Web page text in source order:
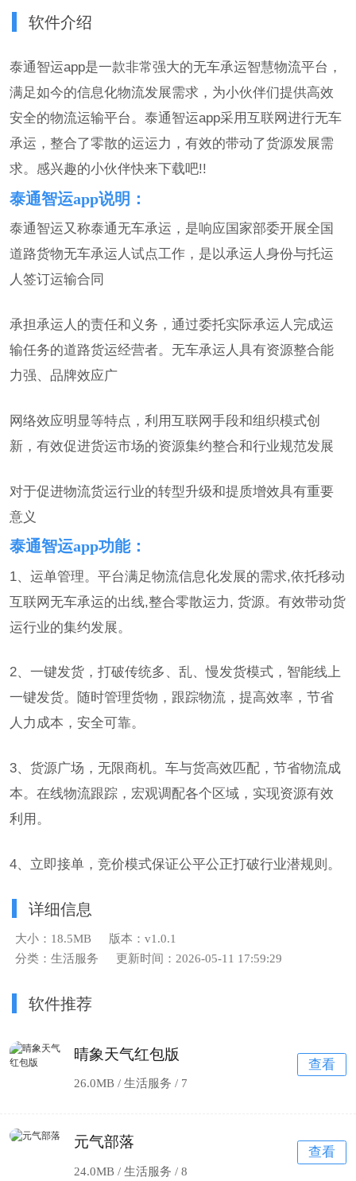
软件介绍
泰通智运app是一款非常强大的无车承运智慧物流平台，
满足如今的信息化物流发展需求，为小伙伴们提供高效
安全的物流运输平台。泰通智运app采用互联网进行无车
承运，整合了零散的运运力，有效的带动了货源发展需
求。感兴趣的小伙伴快来下载吧!!
泰通智运app说明：
泰通智运又称泰通无车承运，是响应国家部委开展全国
道路货物无车承运人试点工作，是以承运人身份与托运
人签订运输合同
承担承运人的责任和义务，通过委托实际承运人完成运
输任务的道路货运经营者。无车承运人具有资源整合能
力强、品牌效应广
网络效应明显等特点，利用互联网手段和组织模式创
新，有效促进货运市场的资源集约整合和行业规范发展
对于促进物流货运行业的转型升级和提质增效具有重要
意义
泰通智运app功能：
1、运单管理。平台满足物流信息化发展的需求,依托移动
互联网无车承运的出线,整合零散运力, 货源。有效带动货
运行业的集约发展。
2、一键发货，打破传统多、乱、慢发货模式，智能线上
一键发货。随时管理货物，跟踪物流，提高效率，节省
人力成本，安全可靠。
3、货源广场，无限商机。车与货高效匹配，节省物流成
本。在线物流跟踪，宏观调配各个区域，实现资源有效
利用。
4、立即接单，竞价模式保证公平公正打破行业潜规则。
详细信息
大小：18.5MB
版本：v1.0.1
分类：生活服务
更新时间：2026-05-11 17:59:29
软件推荐
晴象天气红包版
26.0MB / 生活服务 / 7
查看
元气部落
24.0MB / 生活服务 /8
查看